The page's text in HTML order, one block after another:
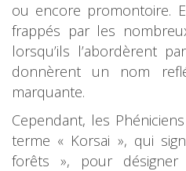
ou encore promontoire.
frappés par les
lorsqu’ils l’abordèrent
donnèrent un nom
marquante.
Cependant, les
terme « Korsai », qui
forêts », pour désigner